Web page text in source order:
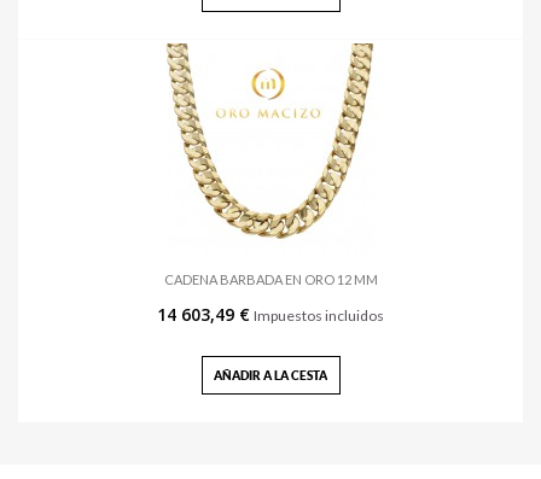
CADENA BARBADA EN ORO 12 MM
14 603,49 € Impuestos incluidos
AÑADIR A LA CESTA